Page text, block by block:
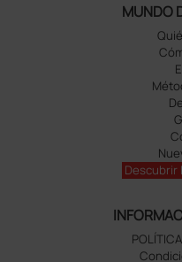
MUNDO
Descubrir